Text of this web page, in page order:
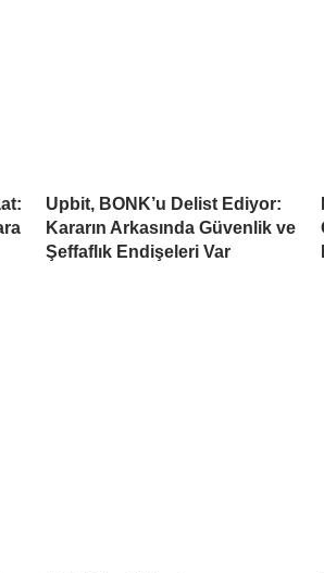
Upbit, BONK’u Delist Ediyor:
Kararın Arkasında Güvenlik ve
Şeffaflık Endişeleri Var